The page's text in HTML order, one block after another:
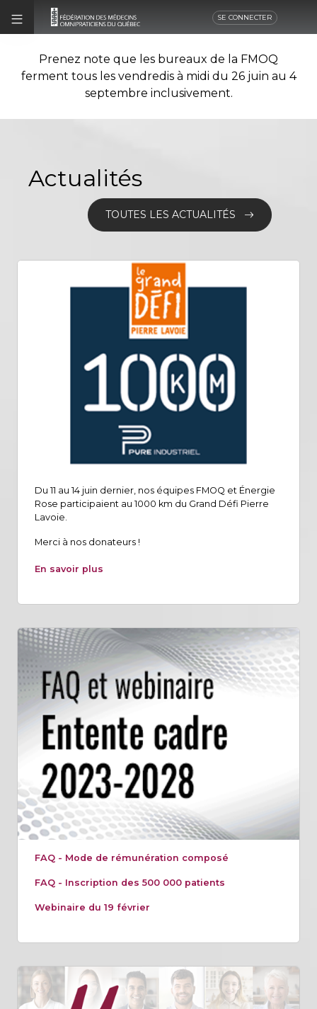
SE CONNECTER
Prenez note que les bureaux de la FMOQ
ferment tous les vendredis à midi du 26 juin au 4
septembre inclusivement.
Actualités
TOUTES LES ACTUALITÉS
Du 11 au 14 juin dernier, nos équipes FMOQ et Énergie
Rose participaient au 1000 km du Grand Défi Pierre
Lavoie.
Merci à nos donateurs !
En savoir plus
FAQ - Mode de rémunération composé
FAQ - Inscription des 500 000 patients
Webinaire du 19 février